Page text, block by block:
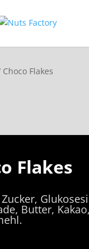
Choco Flakes
Flakes
Butter, Kakao,